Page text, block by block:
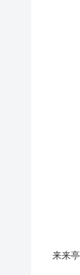
来来